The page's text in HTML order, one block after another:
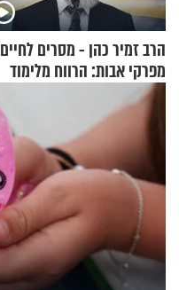
הרב זמיר כהן - מסרים לחיים
מפרקי אבות: הרווח מלימוד
התורה